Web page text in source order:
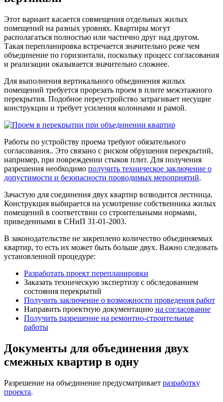
Этот вариант касается совмещения отдельных жилых
помещений на разных уровнях. Квартиры могут
располагаться полностью или частично друг над другом.
Такая перепланировка встречается значительно реже чем
объединение по горизонтали, поскольку процесс согласования
и реализации оказывается значительно сложнее.
Для выполнения вертикального объединения жилых
помещений требуется прорезать проем в плите межэтажного
перекрытия. Подобное переустройство затрагивает несущие
конструкции и требует усиления колоннами и рамой.
Работы по устройству проема требуют обязательного
согласования.. Это связано с риском обрушения перекрытий,
например, при повреждении стыков плит. Для получения
разрешения необходимо получить техническое заключение о
допустимости и безопасности проводимых мероприятий.
Зачастую для соединения двух квартир возводится лестница.
Конструкция выбирается на усмотрение собственника жилых
помещений в соответствии со строительными нормами,
приведенными в СНиП 31-01-2003.
В законодательстве не закреплено количество объединяемых
квартир, то есть их может быть больше двух. Важно следовать
установленной процедуре:
Разработать проект перепланировки
Заказать техническую экспертизу с обследованием
состояния перекрытий
Получить заключение о возможности проведения работ
Направить проектную документацию на согласование
Получить разрешение на ремонтно-строительные
работы
Документы для объединения двух
смежных квартир в одну
Разрешение на объединение предусматривает разработку
проекта.